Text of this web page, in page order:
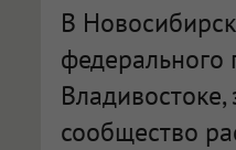
В
федерального
сообщество